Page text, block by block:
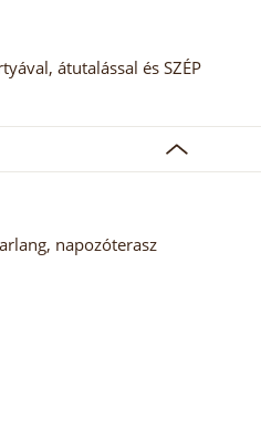
átutalással és SZÉP
napozóterasz